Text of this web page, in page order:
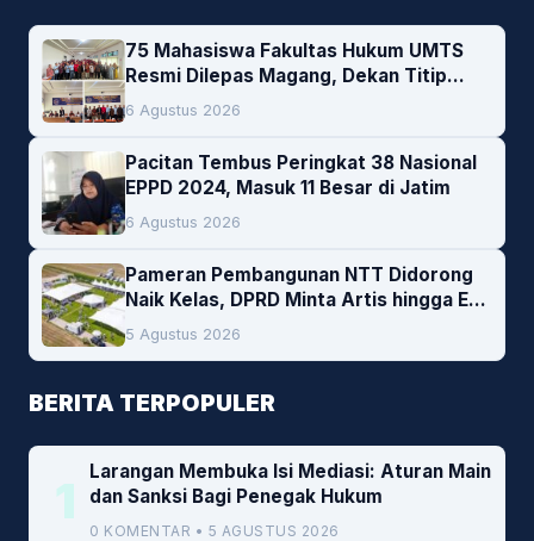
75 Mahasiswa Fakultas Hukum UMTS
Resmi Dilepas Magang, Dekan Titip
Empat Pesan Penting
6 Agustus 2026
Pacitan Tembus Peringkat 38 Nasional
EPPD 2024, Masuk 11 Besar di Jatim
6 Agustus 2026
Pameran Pembangunan NTT Didorong
Naik Kelas, DPRD Minta Artis hingga EO
Lokal Jadi Prioritas
5 Agustus 2026
BERITA TERPOPULER
1
Larangan Membuka Isi Mediasi: Aturan Main
dan Sanksi Bagi Penegak Hukum
0 KOMENTAR • 5 AGUSTUS 2026